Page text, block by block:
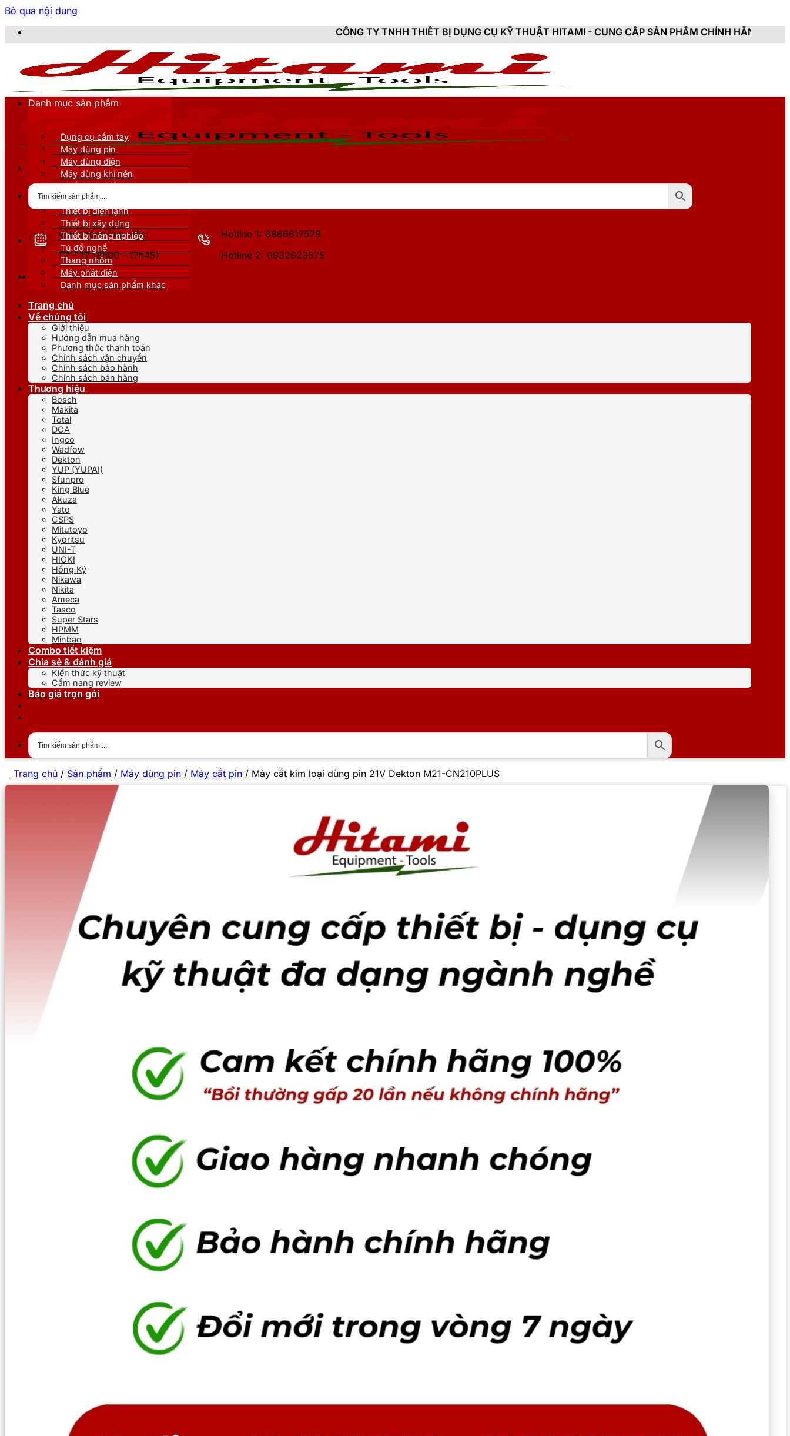
Bỏ qua nội dung
CÔNG TY TNHH THIẾT BỊ DỤNG CỤ KỸ THUẬT HITAMI - CUNG CẤP SẢN PHẨM CHÍNH HÃNG, MỚI 100%, ĐẦY ĐỦ
Văn phòng làm việc:
T2 - T7 (8h00 - 17h45)
Hotline 1: 0866617579
Hotline 2: 0932623575
Danh mục sản phẩm
Dụng cụ cầm tay
Máy dùng pin
Máy dùng điện
Máy dùng khí nén
Thiết bị đo kiểm
Thiết bị nâng đỡ
Thiết bị điện lạnh
Thiết bị xây dựng
Thiết bị nông nghiệp
Tủ đồ nghề
Thang nhôm
Máy phát điện
Danh mục sản phẩm khác
Trang chủ
Về chúng tôi
Giới thiệu
Hướng dẫn mua hàng
Phương thức thanh toán
Chính sách vận chuyển
Chính sách bảo hành
Chính sách bán hàng
Thương hiệu
Bosch
Makita
Total
DCA
Ingco
Wadfow
Dekton
YUP (YUPAI)
Sfunpro
King Blue
Akuza
Yato
CSPS
Mitutoyo
Kyoritsu
UNI-T
HIOKI
Hồng Ký
Nikawa
Nikita
Ameca
Tasco
Super Stars
HPMM
Minbao
Combo tiết kiệm
Chia sẻ & đánh giá
Kiến thức kỹ thuật
Cẩm nang review
Báo giá trọn gói
Trang chủ / Sản phẩm / Máy dùng pin / Máy cắt pin / Máy cắt kim loại dùng pin 21V Dekton M21-CN210PLUS